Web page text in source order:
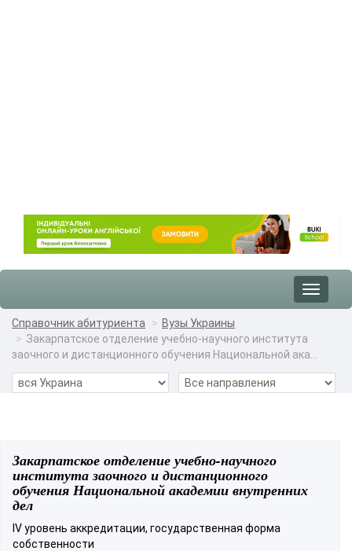
Toggle
Справочник абитуриента
Вузы Украины
Закарпатское отделение учебно-научного института
заочного и дистанционного обучения Национальной ака...
Закарпатское отделение учебно-научного
института заочного и дистанционного
обучения Национальной академии внутренних
дел
IV уровень аккредитации, государственная форма
собственности